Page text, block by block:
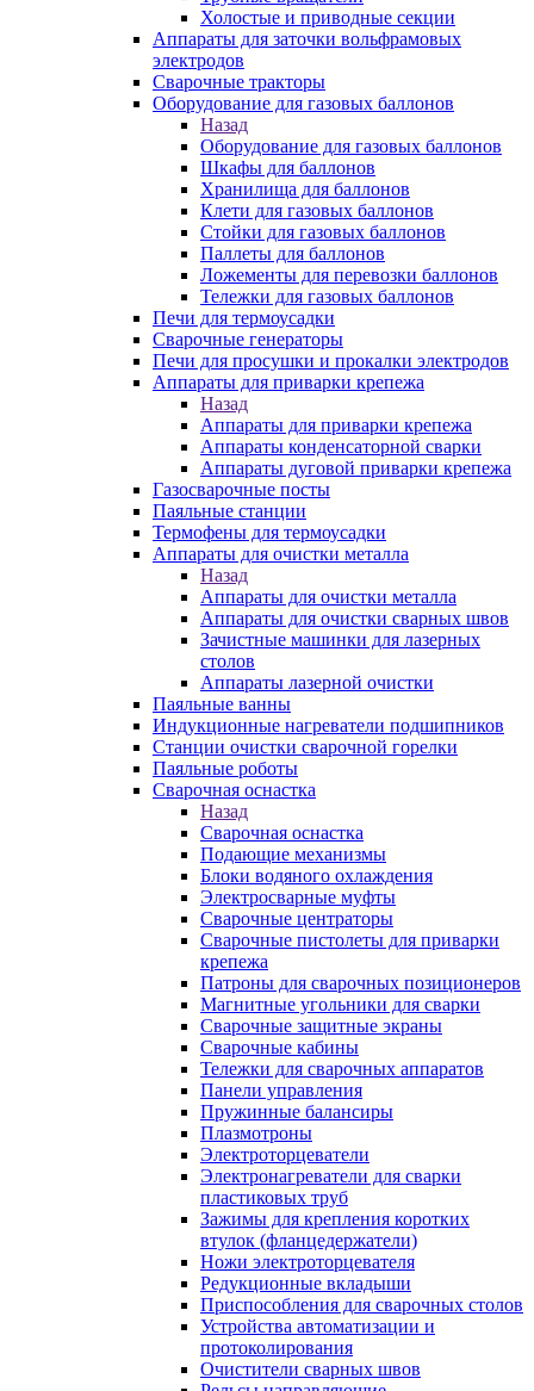
Холостые и приводные секции
Аппараты для заточки вольфрамовых
электродов
Сварочные тракторы
Оборудование для газовых баллонов
Назад
Оборудование для газовых баллонов
Шкафы для баллонов
Хранилища для баллонов
Клети для газовых баллонов
Стойки для газовых баллонов
Паллеты для баллонов
Ложементы для перевозки баллонов
Тележки для газовых баллонов
Печи для термоусадки
Сварочные генераторы
Печи для просушки и прокалки электродов
Аппараты для приварки крепежа
Назад
Аппараты для приварки крепежа
Аппараты конденсаторной сварки
Аппараты дуговой приварки крепежа
Газосварочные посты
Паяльные станции
Термофены для термоусадки
Аппараты для очистки металла
Назад
Аппараты для очистки металла
Аппараты для очистки сварных швов
Зачистные машинки для лазерных
столов
Аппараты лазерной очистки
Паяльные ванны
Индукционные нагреватели подшипников
Станции очистки сварочной горелки
Паяльные роботы
Сварочная оснастка
Назад
Сварочная оснастка
Подающие механизмы
Блоки водяного охлаждения
Электросварные муфты
Сварочные центраторы
Сварочные пистолеты для приварки
крепежа
Патроны для сварочных позиционеров
Магнитные угольники для сварки
Сварочные защитные экраны
Сварочные кабины
Тележки для сварочных аппаратов
Панели управления
Пружинные балансиры
Плазмотроны
Электроторцеватели
Электронагреватели для сварки
пластиковых труб
Зажимы для крепления коротких
втулок (фланцедержатели)
Ножи электроторцевателя
Редукционные вкладыши
Приспособления для сварочных столов
Устройства автоматизации и
протоколирования
Очистители сварных швов